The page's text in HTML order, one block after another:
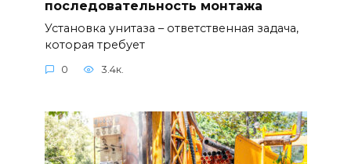
последовательность монтажа
Установка унитаза – ответственная задача,
которая требует
0 3.4к.